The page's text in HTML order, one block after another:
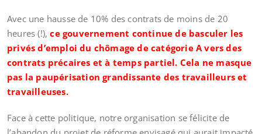
Avec une hausse de 10% des contrats de moins de 20
heures (!),ce gouvernement continue de basculer les
privés d’emploi du chômage de catégorie A vers des
contrats précaires et à temps partiel. Cela ne masque
pas la paupérisation grandissante des travailleurs et
travailleuses.
Face à cette politique, notre organisation se félicite de